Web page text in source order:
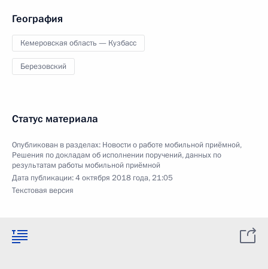
География
Кемеровская область — Кузбасс
Березовский
Статус материала
Опубликован в разделах: Новости о работе мобильной приёмной,
Решения по докладам об исполнении поручений, данных по
результатам работы мобильной приёмной
Дата публикации:4 октября 2018 года, 21:05
Текстовая версия